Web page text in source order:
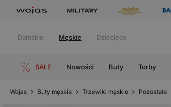
Damskie Męskie Dziecięce
SALE Nowości Buty Torby
Wojas Buty męskie Trzewiki męskie Pozostałe